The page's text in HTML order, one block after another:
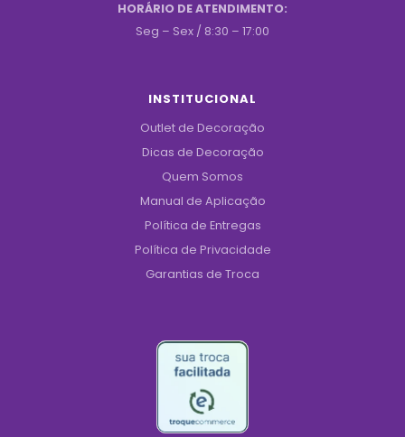
HORÁRIO DE ATENDIMENTO:
Seg – Sex / 8:30 – 17:00
INSTITUCIONAL
Outlet de Decoração
Dicas de Decoração
Quem Somos
Manual de Aplicação
Política de Entregas
Política de Privacidade
Garantias de Troca